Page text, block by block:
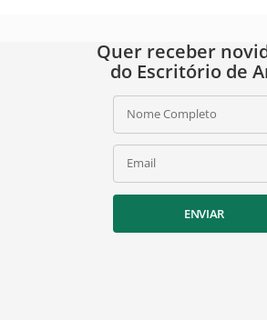
Quer receber
do Escritório de
Nome Completo
Email
ENVIAR